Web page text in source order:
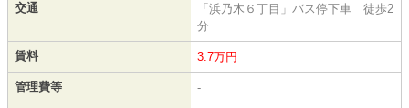
交通
「浜乃木６丁目」バス停下車 徒歩2
分
賃料 3.7万円
管理費等 -